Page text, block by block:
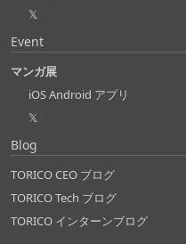
𝕏
Event
マンガ展
iOS Android アプリ
𝕏
Blog
TORICO CEO ブログ
TORICO Tech ブログ
TORICO インターンブログ